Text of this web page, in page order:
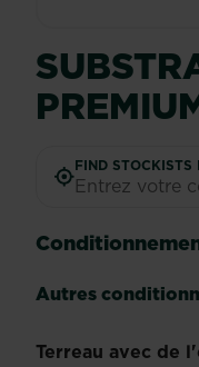
FIND STOCKISTS
Autres
Terreau avec de